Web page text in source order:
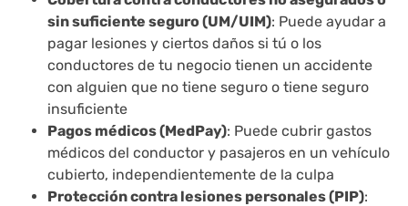
sin suficiente seguro (UM/UIM): Puede ayudar a
pagar lesiones y ciertos daños si tú o los
conductores de tu negocio tienen un accidente
con alguien que no tiene seguro o tiene seguro
insuficiente
Pagos médicos (MedPay): Puede cubrir gastos
médicos del conductor y pasajeros en un vehículo
cubierto, independientemente de la culpa
Protección contra lesiones personales (PIP):